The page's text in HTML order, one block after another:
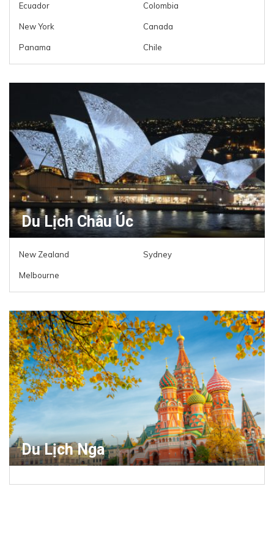
Ecuador Colombia
New York Canada
Panama Chile
Du Lịch Châu Úc
New Zealand Sydney
Melbourne
Du Lịch Nga